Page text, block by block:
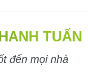
TUẤN
đến mọi nhà